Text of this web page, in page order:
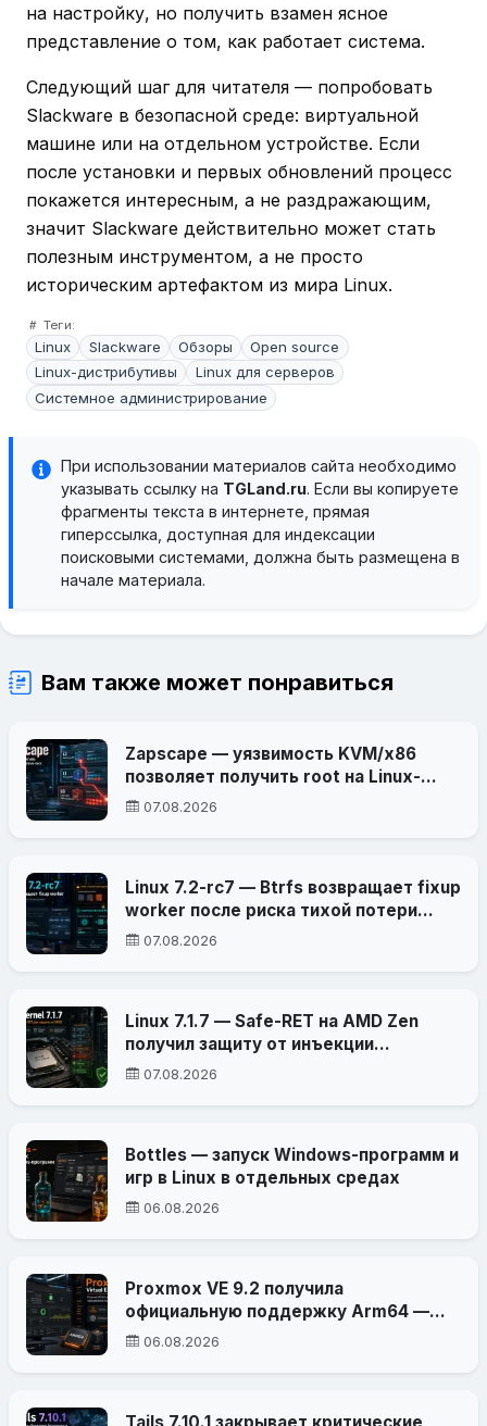
на настройку, но получить взамен ясное
представление о том, как работает система.
Следующий шаг для читателя — попробовать
Slackware в безопасной среде: виртуальной
машине или на отдельном устройстве. Если
после установки и первых обновлений процесс
покажется интересным, а не раздражающим,
значит Slackware действительно может стать
полезным инструментом, а не просто
историческим артефактом из мира Linux.
Теги:
Linux Slackware Обзоры
Open source
Linux-дистрибутивы
Linux для серверов
Системное администрирование
При использовании материалов сайта необходимо
указывать ссылку на TGLand.ru. Если вы копируете
фрагменты текста в интернете, прямая
гиперссылка, доступная для индексации
поисковыми системами, должна быть размещена в
начале материала.
Вам также может понравиться
Zapscape — уязвимость KVM/x86
позволяет получить root на Linux-
хосте из гостевой VM
07.08.2026
Linux 7.2-rc7 — Btrfs возвращает fixup
worker после риска тихой потери
данных
07.08.2026
Linux 7.1.7 — Safe-RET на AMD Zen
получил защиту от инъекции
прерываний
07.08.2026
Bottles — запуск Windows-программ и
игр в Linux в отдельных средах
06.08.2026
Proxmox VE 9.2 получила
официальную поддержку Arm64 —
платформа вышла за пределы x86-64
06.08.2026